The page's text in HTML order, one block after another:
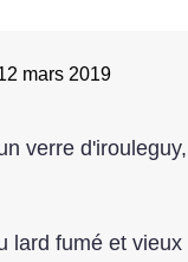
mars 2019
verre
lard fumé et